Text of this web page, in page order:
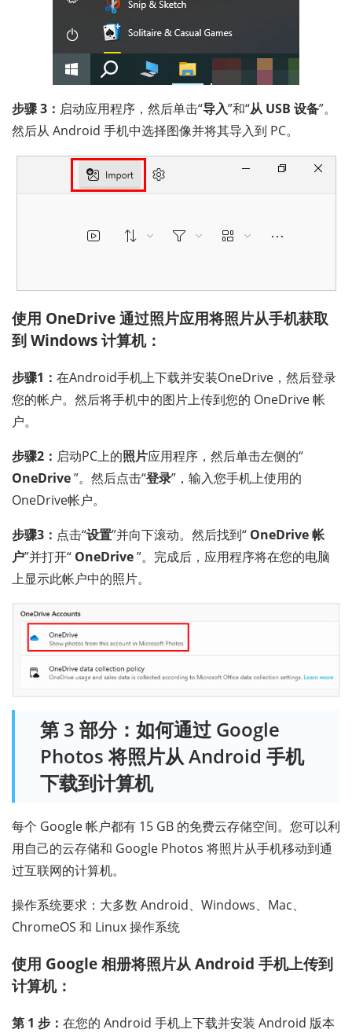
步骤 3： 启动应用程序，然后单击“导入”和“从 USB 设备”。
然后从 Android 手机中选择图像并将其导入到 PC。
使用 OneDrive 通过照片应用将照片从手机获取
到 Windows 计算机：
步骤1： 在Android手机上下载并安装OneDrive，然后登录
您的帐户。然后将手机中的图片上传到您的 OneDrive 帐
户。
步骤2： 启动PC上的照片应用程序，然后单击左侧的“
OneDrive”。然后点击“登录”，输入您手机上使用的
OneDrive帐户。
步骤3： 点击“设置”并向下滚动。然后找到“ OneDrive 帐
户”并打开“ OneDrive”。完成后，应用程序将在您的电脑
上显示此帐户中的照片。
第 3 部分：如何通过 Google
Photos 将照片从 Android 手机
下载到计算机
每个 Google 帐户都有 15 GB 的免费云存储空间。您可以利
用自己的云存储和 Google Photos 将照片从手机移动到通
过互联网的计算机。
操作系统要求：大多数 Android、Windows、Mac、
ChromeOS 和 Linux 操作系统
使用 Google 相册将照片从 Android 手机上传到
计算机：
第 1 步： 在您的 Android 手机上下载并安装 Android 版本